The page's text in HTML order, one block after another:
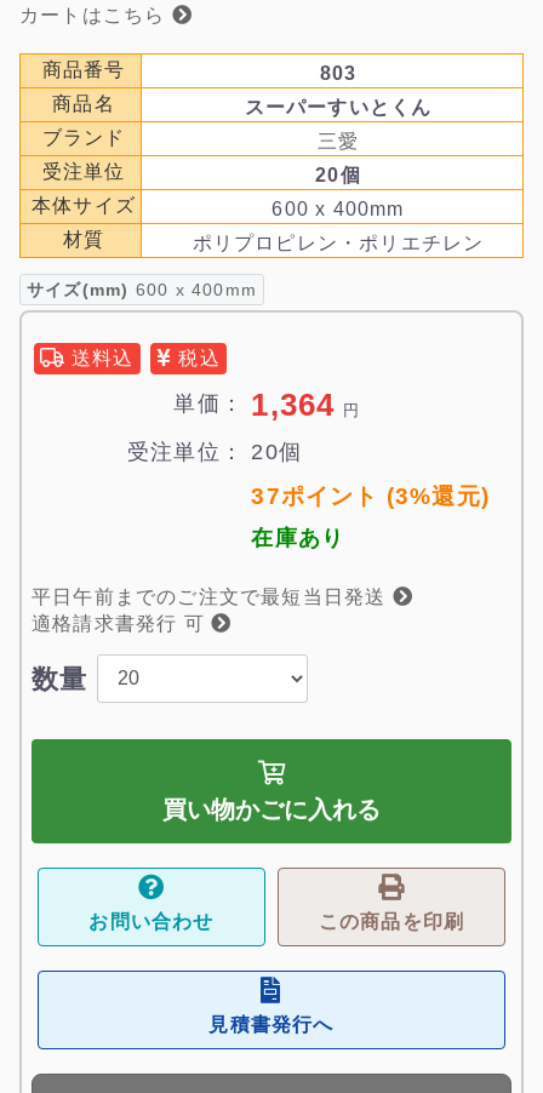
カートはこちら
商品番号
803
商品名
スーパーすいとくん
ブランド
三愛
受注単位
20個
本体サイズ
600 x 400mm
材質
ポリプロピレン・ポリエチレン
サイズ(mm) 600 x 400mm
送料込 税込
単価： 1,364 円
受注単位： 20個
37ポイント (3%還元)
在庫あり
平日午前までのご注文で最短当日発送
適格請求書発行 可
数量
買い物かごに入れる
お問い合わせ この商品を印刷
見積書発行へ